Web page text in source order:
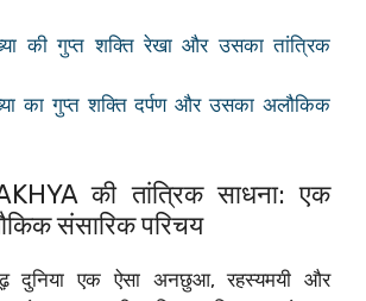
की गुप्त शक्ति रेखा और उसका तांत्रिक
का गुप्त शक्ति दर्पण और उसका अलौकिक
की तांत्रिक साधना: एक
संसारिक परिचय
दुनिया एक ऐसा अनछुआ, रहस्यमयी और